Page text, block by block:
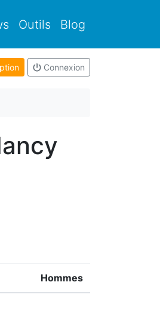
Outils Blog
Connexion
Hommes